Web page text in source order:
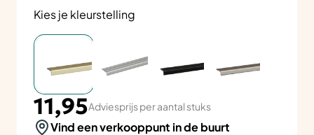
Kies je kleurstelling
11,95Adviesprijs per aantal stuks
Vind een verkooppunt in de buurt